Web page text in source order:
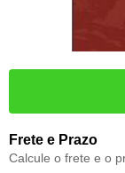
Frete e Prazo
Calcule o frete e o